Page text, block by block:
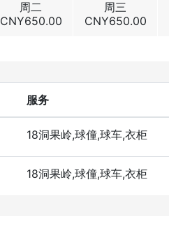
周二
CNY650.00
周三
CNY650.00
服务
18洞果岭,球僮,球车,衣柜
18洞果岭,球僮,球车,衣柜